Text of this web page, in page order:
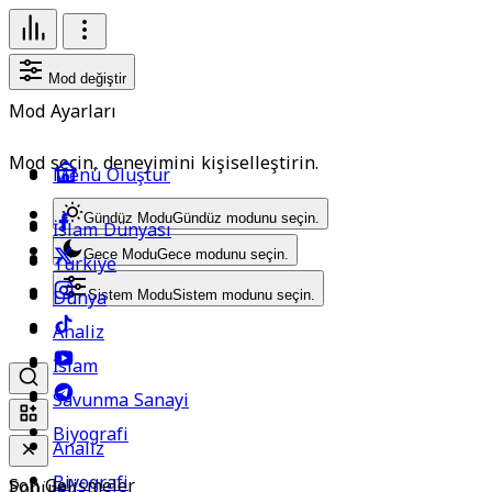
Mod değiştir
Mod Ayarları
Mod seçin, deneyimini kişiselleştirin.
Gündüz ModuGündüz modunu seçin.
Gece ModuGece modunu seçin.
Sistem ModuSistem modunu seçin.
Menü Oluştur
Analiz
Biyografi
İslam Dünyası
Türkiye
Dünya
Analiz
İslam
Savunma Sanayi
Biyografi